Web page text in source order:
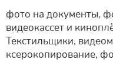
фото на документы,
видеокассет и
Текстильщики,
ксерокопирование,